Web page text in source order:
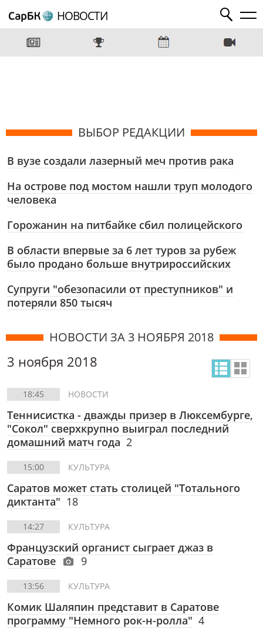
НОВОСТИ
ВЫБОР РЕДАКЦИИ
В вузе создали лазерный меч против рака
На острове под мостом нашли труп молодого
человека
Горожанин на питбайке сбил полицейского
В области впервые за 6 лет туров за рубеж
было продано больше внутрироссийских
Супруги "обезопасили от преступников" и
потеряли 850 тысяч
НОВОСТИ ЗА 3 НОЯБРЯ 2018
3 ноября 2018
18:45 НОВОСТИ
Теннисистка - дважды призер в Люксембурге,
"Сокол" сверхкрупно выиграл последний
домашний матч года 2
15:00 КУЛЬТУРА
Саратов может стать столицей "Тотального
диктанта" 18
14:27 КУЛЬТУРА
Французский органист сыграет джаз в
Саратове
9
13:56 КУЛЬТУРА
Комик Шаляпин представит в Саратове
программу "Немного рок-н-ролла" 4